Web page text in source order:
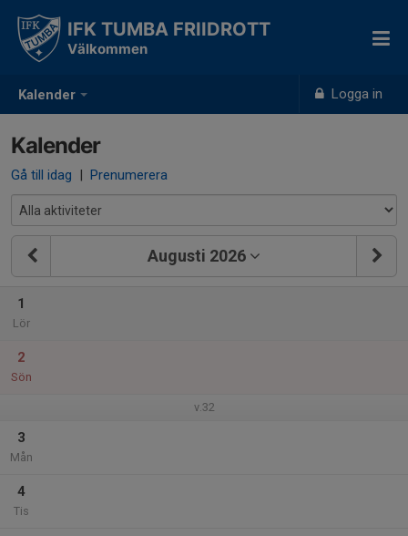
Kalender Logga in
IFK TUMBA FRIIDROTT
Välkommen
Kalender
Gå till idag | Prenumerera
Augusti 2026
1
Lör
2
Sön
v.32
3
Mån
4
Tis